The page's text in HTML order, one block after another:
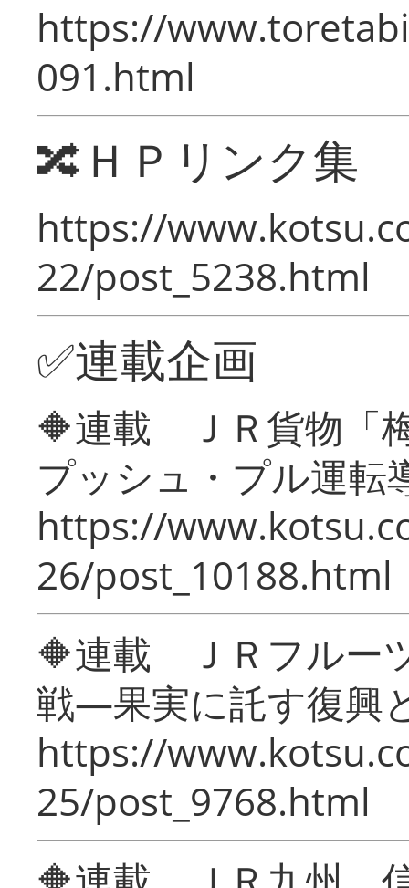
https://
091.html
🔀ＨＰリンク集
https://
22/post_5238.html
✅連載企画
🔶連載 ＪＲ貨物「
プッシュ・プル運転
https://
26/post_10188.html
🔶連載 ＪＲフルー
戦―果実に託す復興
https://
25/post_9768.html